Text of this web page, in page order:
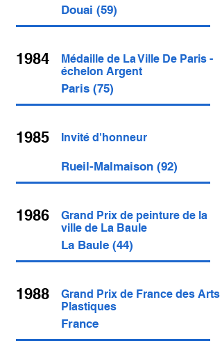
Douai (59)
1984
Médaille de La Ville De Paris -
échelon Argent
Paris (75)
1985 Invité d'honneur
Rueil-Malmaison (92)
1986
Grand Prix de peinture de la
ville de La Baule
La Baule (44)
1988
Grand Prix de France des Arts
Plastiques
France